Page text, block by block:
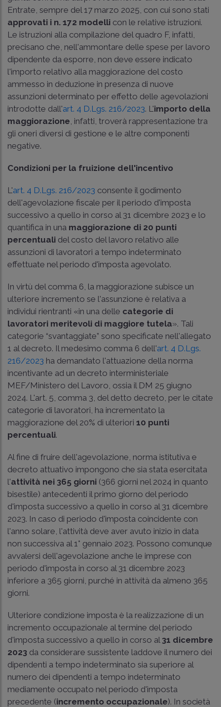
Entrate, sempre del 17 marzo 2025, con cui sono stati
approvati i n. 172 modelli con le relative istruzioni.
Le istruzioni alla compilazione del quadro F, infatti,
precisano che, nell'ammontare delle spese per lavoro
dipendente da esporre, non deve essere indicato
l'importo relativo alla maggiorazione del costo
ammesso in deduzione in presenza di nuove
assunzioni determinato per effetto delle agevolazioni
introdotte dall'art. 4 D.Lgs. 216/2023. L'importo della
maggiorazione , infatti, troverà rappresentazione tra
gli oneri diversi di gestione e le altre componenti
negative.
Condizioni per la fruizione dell'incentivo
L'art. 4 D.Lgs. 216/2023 consente il godimento
dell'agevolazione fiscale per il periodo d'imposta
successivo a quello in corso al 31 dicembre 2023 e lo
quantifica in una maggiorazione di 20 punti
percentuali del costo del lavoro relativo alle
assunzioni di lavoratori a tempo indeterminato
effettuate nel periodo d'imposta agevolato.
In virtù del comma 6, la maggiorazione subisce un
ulteriore incremento se l'assunzione è relativa a
individui rientranti «in una delle categorie di
lavoratori meritevoli di maggiore tutela». Tali
categorie “svantaggiate” sono specificate nell'allegato
1 al decreto. Il medesimo comma 6 dell'art. 4 D.Lgs.
216/2023 ha demandato l'attuazione della norma
incentivante ad un decreto interministeriale
MEF/Ministero del Lavoro, ossia il DM 25 giugno
2024. L'art. 5, comma 3, del detto decreto, per le citate
categorie di lavoratori, ha incrementato la
maggiorazione del 20% di ulteriori 10 punti
percentuali.
Al fine di fruire dell'agevolazione, norma istitutiva e
decreto attuativo impongono che sia stata esercitata
l'attività nei 365 giorni (366 giorni nel 2024 in quanto
bisestile) antecedenti il primo giorno del periodo
d'imposta successivo a quello in corso al 31 dicembre
2023. In caso di periodo d'imposta coincidente con
l'anno solare, l'attività deve aver avuto inizio in data
non successiva al 1° gennaio 2023. Possono comunque
avvalersi dell'agevolazione anche le imprese con
periodo d'imposta in corso al 31 dicembre 2023
inferiore a 365 giorni, purché in attività da almeno 365
giorni.
Ulteriore condizione imposta è la realizzazione di un
incremento occupazionale al termine del periodo
d'imposta successivo a quello in corso al 31 dicembre
2023 da considerare sussistente laddove il numero dei
dipendenti a tempo indeterminato sia superiore al
numero dei dipendenti a tempo indeterminato
mediamente occupato nel periodo d'imposta
precedente (incremento occupazionale). In società